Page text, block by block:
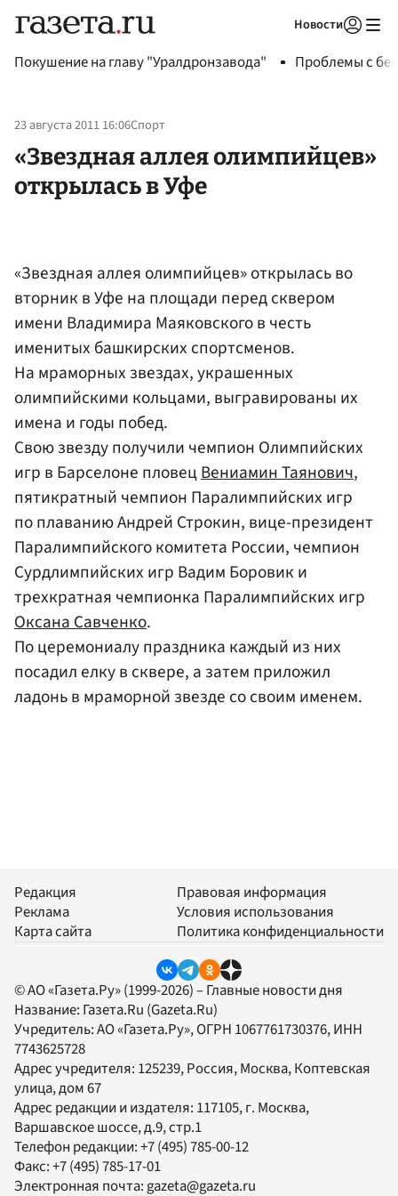
Новости
Покушение на главу "Уралдронзавода" Проблемы с
23 августа 2011 16:06Спорт
«Звездная аллея олимпийцев»
открылась в Уфе
«Звездная аллея олимпийцев» открылась во
вторник в Уфе на площади перед сквером
имени Владимира Маяковского в честь
именитых башкирских спортсменов.
На мраморных звездах, украшенных
олимпийскими кольцами, выгравированы их
имена и годы побед.
Свою звезду получили чемпион Олимпийских
игр в Барселоне пловецВениамин Таянович,
пятикратный чемпион Паралимпийских игр
по плаванию Андрей Строкин, вице-президент
Паралимпийского комитета России, чемпион
Сурдлимпийских игр Вадим Боровик и
трехкратная чемпионка Паралимпийских игр
Оксана Савченко.
По церемониалу праздника каждый из них
посадил елку в сквере, а затем приложил
ладонь в мраморной звезде со своим именем.
Редакция
Реклама
Карта сайта
Правовая информация
Условия использования
Политика конфиденциальности
© АО «Газета.Ру» (1999-2026) – Главные новости дня
Название: Газета.Ru (Gazeta.Ru)
Учредитель:АО «Газета.Ру», ОГРН 1067761730376, ИНН
7743625728
Адрес учредителя: 125239, Россия, Москва, Коптевская
улица, дом 67
Адрес редакции и издателя: 117105, г. Москва,
Варшавское шоссе, д.9, стр.1
Телефон редакции:+7 (495) 785-00-12
Факс:+7 (495) 785-17-01
Электронная почта:gazeta@gazeta.ru